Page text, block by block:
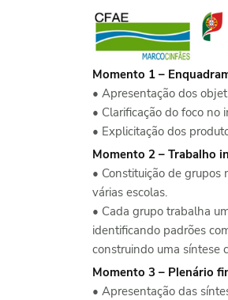
Momento 1 –
• Apresentação dos
• Clarificação do foco no
• Explicitação dos
Momento 2 – Trabalho
• Constituição de grupos
várias escolas.
• Cada grupo trabalha
identificando padrões
construindo uma síntese
Momento 3 – Plenário
• Apresentação das